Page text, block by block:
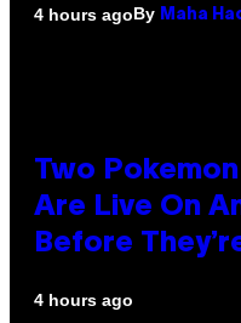
4 hours agoBy Maha
Two
Are Live On
Before
4 hours ago